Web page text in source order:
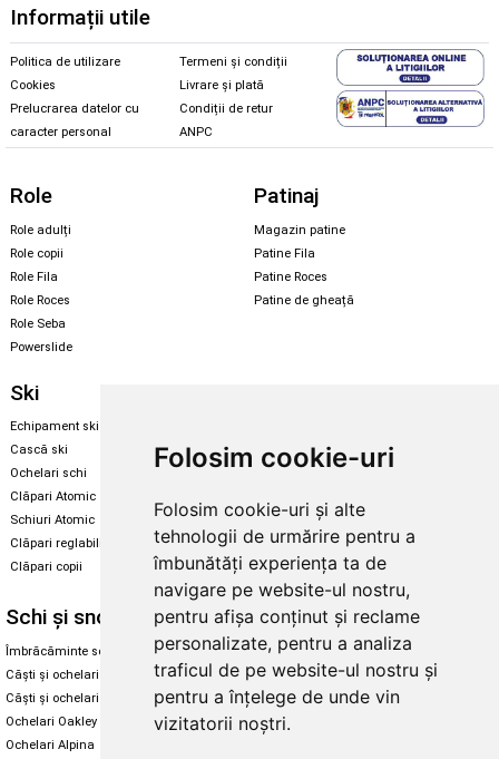
Folosim cookie-uri
Folosim cookie-uri și alte
tehnologii de urmărire pentru a
îmbunătăți experiența ta de
navigare pe website-ul nostru,
pentru afișa conținut și reclame
personalizate, pentru a analiza
traficul de pe website-ul nostru și
pentru a înțelege de unde vin
vizitatorii noștri.
Informații utile
Politica de utilizare
Cookies
Prelucrarea datelor cu
caracter personal
Termeni și condiții
Livrare și plată
Condiții de retur
ANPC
Role
Role adulți
Role copii
Role Fila
Role Roces
Role Seba
Powerslide
Patinaj
Magazin patine
Patine Fila
Patine Roces
Patine de gheață
Ski
Echipament ski
Cască ski
Ochelari schi
Clăpari Atomic
Schiuri Atomic
Clăpari reglabili
Clăpari copii
Echipament snowboard
Skate & longboard
Santa Cruz
Enuff Skateboards
Schi și snowboard
Îmbrăcăminte schi și snowboard
Căști și ochelari de iarnă
Căști și ochelari Alpina
Ochelari Oakley
Ochelari Alpina
Diverse
Cum aleg rolele
Cum aleg ochelarii
Ochelari de soare Oakley
Ochelari de soare Alpina